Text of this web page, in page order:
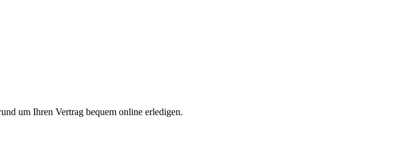
um Ihren Vertrag bequem online erledigen.